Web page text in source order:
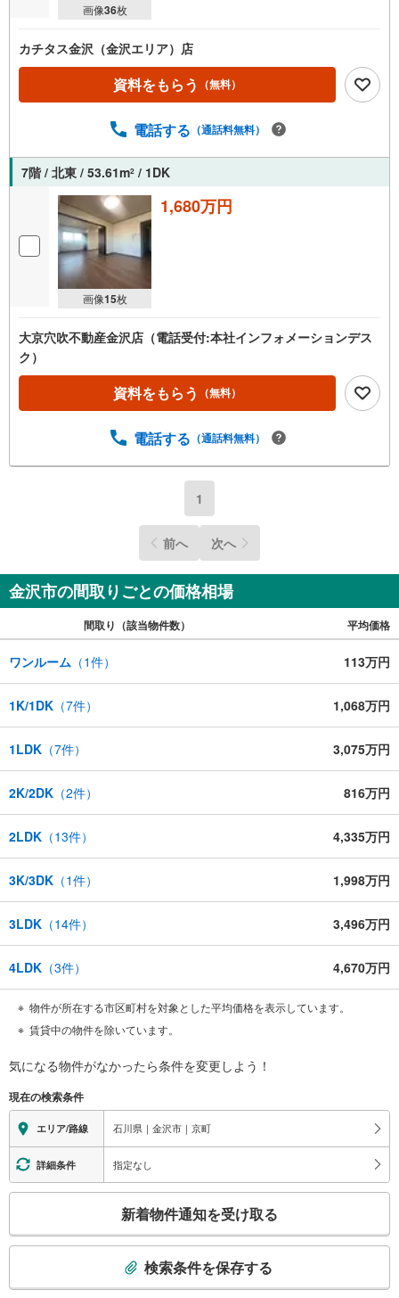
画像36枚
カチタス金沢（金沢エリア）店
資料をもらう （無料）
電話する （通話料無料）
7階 / 北東 / 53.61m2 / 1DK
画像15枚
1,680万円
大京穴吹不動産金沢店（電話受付:本社インフォメーションデス
ク）
資料をもらう （無料）
電話する （通話料無料）
1
前へ 次へ
金沢市の間取りごとの価格相場
間取り（該当物件数） 平均価格
ワンルーム （1件） 113万円
1K/1DK （7件） 1,068万円
1LDK （7件） 3,075万円
2K/2DK （2件） 816万円
2LDK （13件） 4,335万円
3K/3DK （1件） 1,998万円
3LDK （14件） 3,496万円
4LDK （3件） 4,670万円
物件が所在する市区町村を対象とした平均価格を表示しています。
賃貸中の物件を除いています。
気になる物件がなかったら条件を変更しよう！
現在の検索条件
エリア/路線 石川県｜金沢市｜京町
詳細条件 指定なし
検
新着物件通知を受け取る
検索条件を保存する